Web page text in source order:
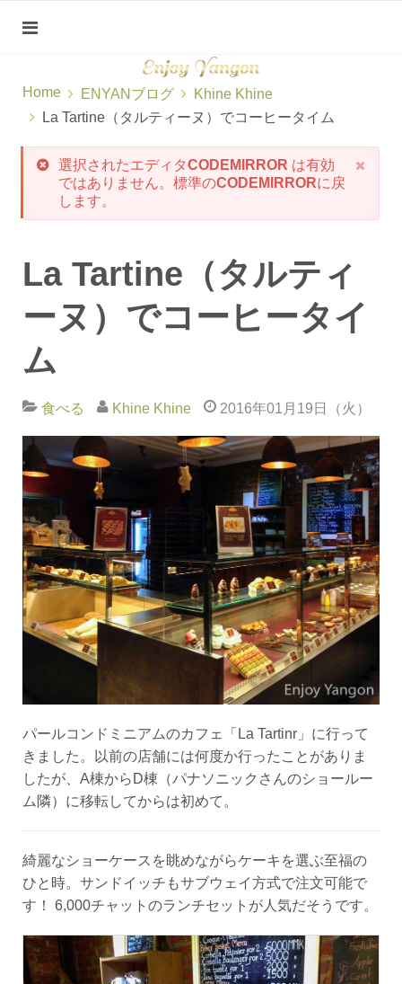
Home ENYANブログ
Khine Khine
La Tartine（タルティーヌ）でコーヒータイム
選択されたエディタCODEMIRROR は有効
ではありません。標準のCODEMIRRORに戻
します。
La Tartine（タルティ
ーヌ）でコーヒータイ
ム
食べる Khine Khine 2016年01月19日（火）
パールコンドミニアムのカフェ「La Tartinr」に行って
きました。以前の店舗には何度か行ったことがありま
したが、A棟からD棟（パナソニックさんのショールー
ム隣）に移転してからは初めて。
綺麗なショーケースを眺めながらケーキを選ぶ至福の
ひと時。サンドイッチもサブウェイ方式で注文可能で
す！ 6,000チャットのランチセットが人気だそうです。